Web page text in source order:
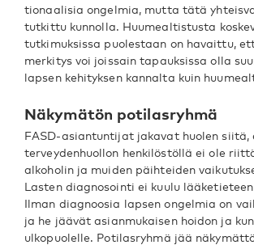
tionaalisia ongelmia, mutta tätä
tutkittu kunnolla. Huumealtistusta
tutkimuksissa puolestaan on havaittu,
merkitys voi joissain tapauksissa olla
lapsen kehityksen kannalta kuin
Näkymätön potilasryhmä
FASD-asiantuntijat jakavat huolen siitä,
terveydenhuollon henkilöstöllä ei ole
alkoholin ja muiden päihteiden
Lasten diagnosointi ei kuulu
Ilman diagnoosia lapsen ongelmia on
ja he jäävät asianmukaisen hoidon ja
ulkopuolelle. Potilasryhmä jää